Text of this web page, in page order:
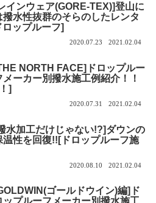
インウェア(GORE-TEX)]登山に
撥水性抜群のそらのしたレンタ
ップルーフ]
2020.07.23 2021.02.04
NORTH FACE]ドロップルー
メーカー別撥水施工例紹介！！
]
2020.07.31 2021.02.04
水加工だけじゃない!?]ダウンの
温性を回復!![ドロップルーフ施
2020.08.10 2021.02.04
ゴールドウイン)編]ド